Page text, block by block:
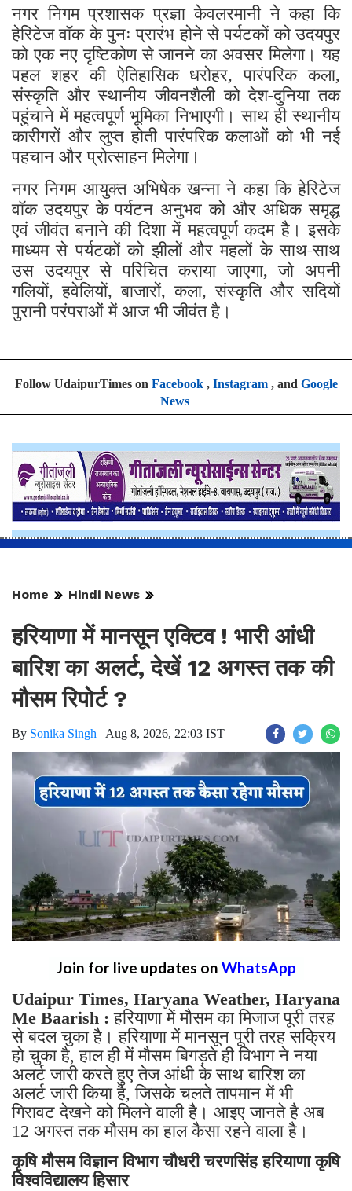
नगर निगम प्रशासक प्रज्ञा केवलरमानी ने कहा कि
हेरिटेज वॉक के पुनः प्रारंभ होने से पर्यटकों को उदयपुर
को एक नए दृष्टिकोण से जानने का अवसर मिलेगा। यह
पहल शहर की ऐतिहासिक धरोहर, पारंपरिक कला,
संस्कृति और स्थानीय जीवनशैली को देश-दुनिया तक
पहुंचाने में महत्वपूर्ण भूमिका निभाएगी। साथ ही स्थानीय
कारीगरों और लुप्त होती पारंपरिक कलाओं को भी नई
पहचान और प्रोत्साहन मिलेगा।
नगर निगम आयुक्त अभिषेक खन्ना ने कहा कि हेरिटेज
वॉक उदयपुर के पर्यटन अनुभव को और अधिक समृद्ध
एवं जीवंत बनाने की दिशा में महत्वपूर्ण कदम है। इसके
माध्यम से पर्यटकों को झीलों और महलों के साथ-साथ
उस उदयपुर से परिचित कराया जाएगा, जो अपनी
गलियों, हवेलियों, बाजारों, कला, संस्कृति और सदियों
पुरानी परंपराओं में आज भी जीवंत है।
Follow UdaipurTimes on Facebook, Instagram, and Google
News
Home Hindi News
हरियाणा में मानसून एक्टिव ! भारी आंधी
बारिश का अलर्ट, देखें 12 अगस्त तक की
मौसम रिपोर्ट ?
By Sonika Singh | Aug 8, 2026, 22:03 IST
Join for live updates on WhatsApp
Udaipur Times, Haryana Weather, Haryana
Me Baarish : हरियाणा में मौसम का मिजाज पूरी तरह
से बदल चुका है। हरियाणा में मानसून पूरी तरह सक्रिय
हो चुका है, हाल ही में मौसम बिगड़ते ही विभाग ने नया
अलर्ट जारी करते हुए तेज आंधी के साथ बारिश का
अलर्ट जारी किया है, जिसके चलते तापमान में भी
गिरावट देखने को मिलने वाली है। आइए जानते है अब
12 अगस्त तक मौसम का हाल कैसा रहने वाला है।
कृषि मौसम विज्ञान विभाग चौधरी चरणसिंह हरियाणा कृषि
विश्वविद्यालय हिसार